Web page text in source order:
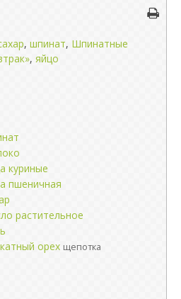
, шпинат, Шпинатные
, яйцо
куриные
пшеничная
растительное
орех щепотка